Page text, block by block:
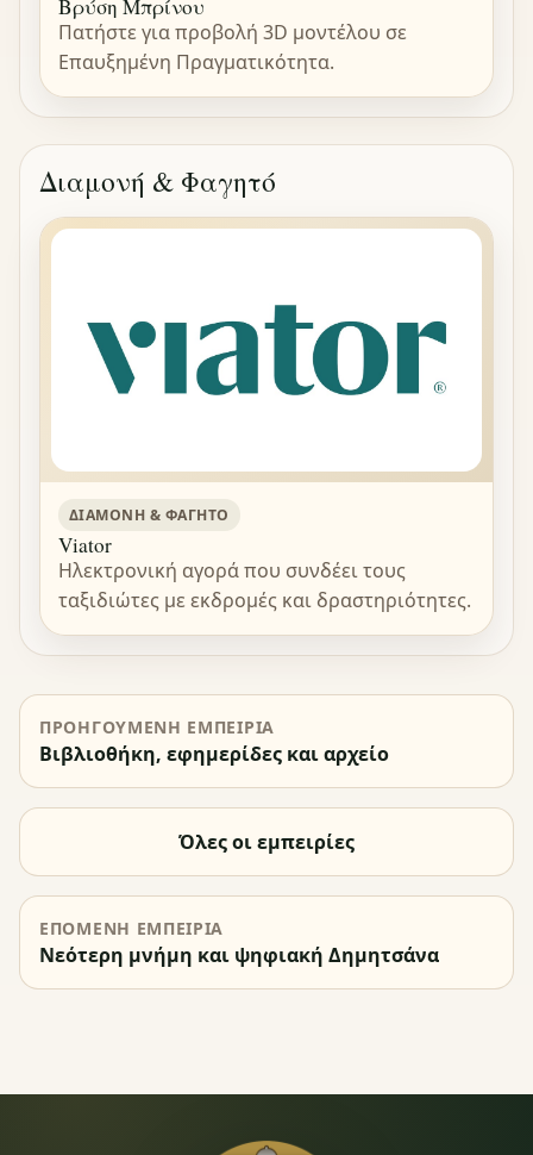
Βρύση Μπρίνου
Πατήστε για προβολή 3D μοντέλου σε
Επαυξημένη Πραγματικότητα.
Διαμονή & Φαγητό
ΔΙΑΜΟΝΉ & ΦΑΓΗΤΌ
Viator
Ηλεκτρονική αγορά που συνδέει τους
ταξιδιώτες με εκδρομές και δραστηριότητες.
ΠΡΟΗΓΟΎΜΕΝΗ ΕΜΠΕΙΡΊΑ
Βιβλιοθήκη, εφημερίδες και αρχείο
Όλες οι εμπειρίες
ΕΠΌΜΕΝΗ ΕΜΠΕΙΡΊΑ
Νεότερη μνήμη και ψηφιακή Δημητσάνα